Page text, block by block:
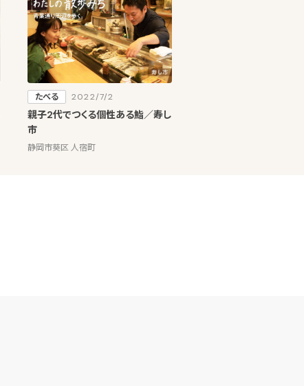
たべる 2022/7/2
親子2代でつくる個性ある鮨／寿し
市
静岡市葵区 人宿町